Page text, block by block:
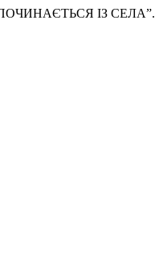
ПОЧИНАЄТЬСЯ ІЗ СЕЛА”.